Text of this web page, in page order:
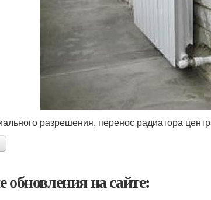
разрешения, перенос радиатора
обновления на сайте: